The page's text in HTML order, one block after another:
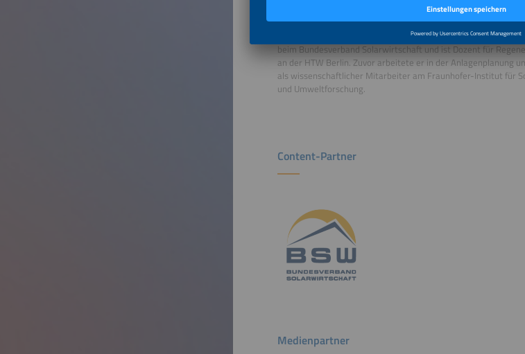
Benedikt Fischer, Referent Solartechnik und Recht,
Benedikt Fischer arbeitet seit Mai 2023 als Referent
beim Bundesverband Solarwirtschaft und ist Dozent für
an der HTW Berlin. Zuvor arbeitete er in der Anlagenplanung
als wissenschaftlicher Mitarbeiter am Fraunhofer-Institut für
und Umweltforschung.
Content-Partner
Medienpartner